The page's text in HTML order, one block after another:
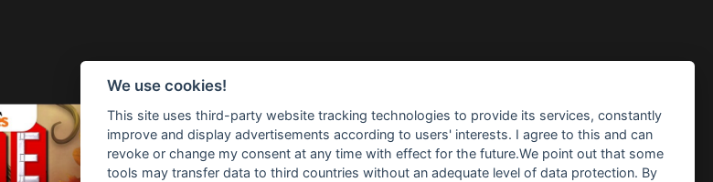
Horrorparty Home Haunting
Haunt Download Video
We use cookies!
This site uses third-party website tracking technologies to provide its services, constantly
improve and display advertisements according to users' interests. I agree to this and can
revoke or change my consent at any time with effect for the future.We point out that some
tools may transfer data to third countries without an adequate level of data protection. By